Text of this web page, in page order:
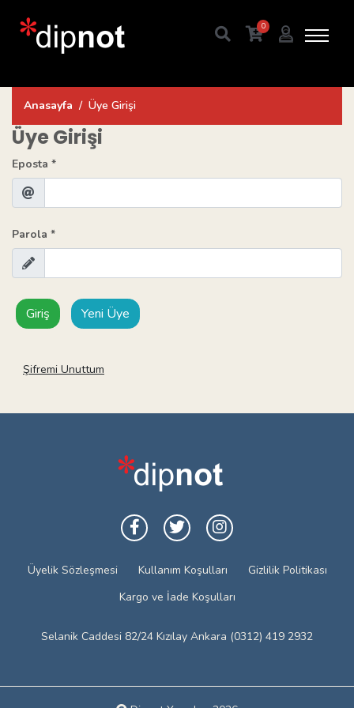
0
Anasayfa Üye Girişi
Üye Girişi
Eposta *
Parola *
Giriş Yeni Üye
Şifremi Unuttum
Üyelik Sözleşmesi Kullanım Koşulları
Gizlilik Politikası
Kargo ve İade Koşulları
Selanik Caddesi 82/24 Kızılay Ankara (0312) 419 2932